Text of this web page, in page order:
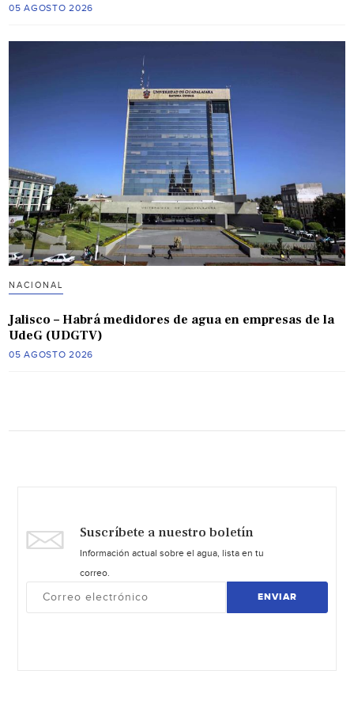
05 AGOSTO 2026
NACIONAL
Jalisco – Habrá medidores de agua en empresas de la
UdeG (UDGTV)
05 AGOSTO 2026
Suscríbete a nuestro boletín
Información actual sobre el agua, lista en tu
correo.
ENVIAR